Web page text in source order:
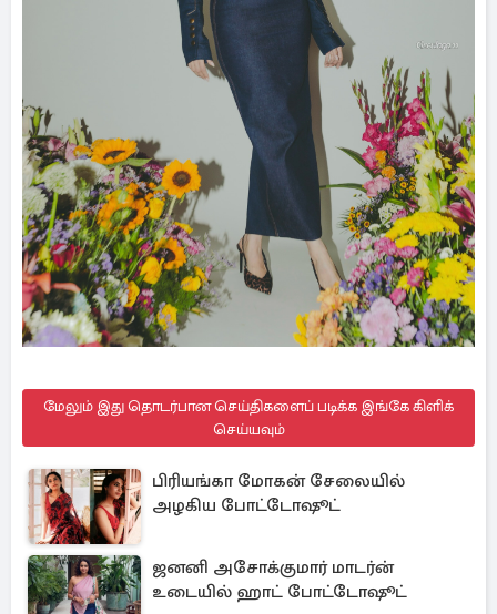
மேலும் இது தொடர்பான செய்திகளைப் படிக்க இங்கே கிளிக்
செய்யவும்
பிரியங்கா மோகன் சேலையில்
அழகிய போட்டோஷூட்
ஜனனி அசோக்குமார் மாடர்ன்
உடையில் ஹாட் போட்டோஷூட்